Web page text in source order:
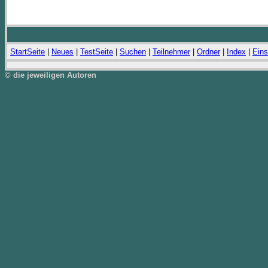
StartSeite Neues TestSeite Suchen Teilnehmer| Ordner| Index
© die jeweiligen Autoren